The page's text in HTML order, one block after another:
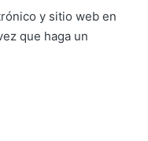
y sitio web en
que haga un